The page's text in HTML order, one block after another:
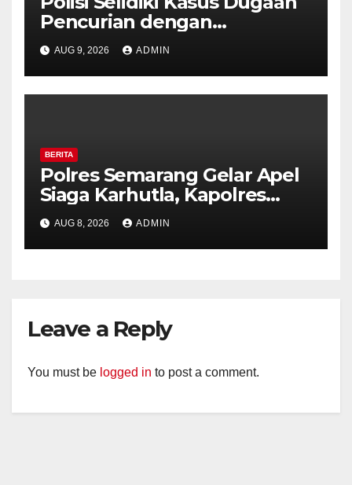
Pencurian dengan
Kekerasan di Counter HP
Royal Phone Ambarawa.
AUG 9, 2026 ADMIN
BERITA
Polres Semarang Gelar Apel
Siaga Karhutla, Kapolres
Tekankan Sinergi dan
Kesiapsiagaan Hadapi Musim
Kemarau.
AUG 8, 2026 ADMIN
Leave a Reply
You must be logged in to post a comment.